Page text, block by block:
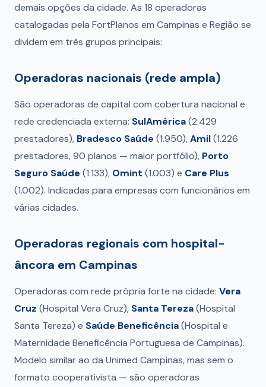
demais opções da cidade. As 18 operadoras
catalogadas pela FortPlanos em Campinas e Região se
dividem em três grupos principais:
Operadoras nacionais (rede ampla)
São operadoras de capital com cobertura nacional e
rede credenciada externa: SulAmérica(2.429
prestadores), Bradesco Saúde (1.950),Amil(1.226
prestadores, 90 planos — maior portfólio), Porto
Seguro Saúde (1.133), Omint (1.003) e Care Plus
(1.002). Indicadas para empresas com funcionários em
várias cidades.
Operadoras regionais com hospital-
âncora em Campinas
Operadoras com rede própria forte na cidade: Vera
Cruz (Hospital Vera Cruz), Santa Tereza(Hospital
Santa Tereza) e Saúde Beneficência(Hospital e
Maternidade Beneficência Portuguesa de Campinas).
Modelo similar ao da Unimed Campinas, mas sem o
formato cooperativista — são operadoras